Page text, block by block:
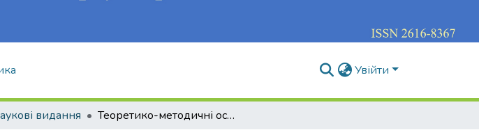
Увійти
видання Теоретико-методичні основи корекційно-профілактичних технологій у процесі занять оздоровчим фітнесом осіб зрілого віку з порушеннями просторової організації тіла